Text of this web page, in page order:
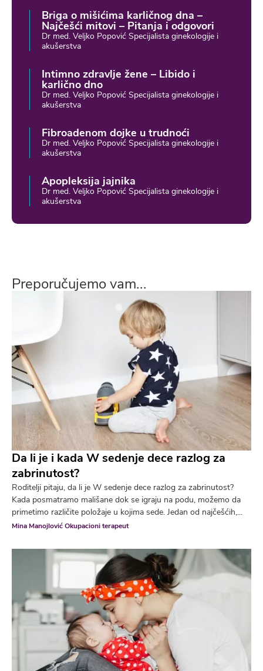
Briga o mišićima karličnog dna –
Najčešći mitovi – Pitanja i odgovori
Dr med. Veljko Popović Specijalista ginekologije i
akušerstva
Intimno zdravlje žene – Libido i
karlično dno
Dr med. Veljko Popović Specijalista ginekologije i
akušerstva
Fibroadenom dojke u trudnoći
Dr med. Veljko Popović Specijalista ginekologije i
akušerstva
Apopleksija jajnika
Dr med. Veljko Popović Specijalista ginekologije i
akušerstva
Preporučujemo vam...
Da li je i kada W sedenje dece razlog za
zabrinutost?
Roditelji pitaju, da li je W sedenje dece razlog za zabrinutost?
Kada posmatramo mališane dok se igraju na podu, možemo da
primetimo različite položaje u kojima sede. Jedan od najčešćih,...
Mina Manojlović Okupacioni terapeut